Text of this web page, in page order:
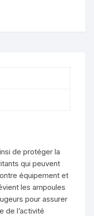
de protéger la
qui peuvent
équipement et
les ampoules
pour assurer
de l’activité